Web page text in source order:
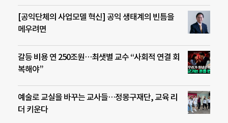
[공익단체의 사업모델 혁신] 공익 생태계의 빈틈을
메우려면
갈등 비용 연 250조원…최샛별 교수 “사회적 연결 회
복해야”
예술로 교실을 바꾸는 교사들…정몽구재단, 교육 리
더 키운다